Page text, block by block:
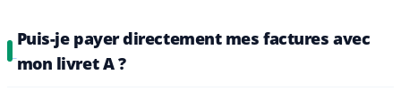
Puis-je payer directement mes factures avec
mon livret A ?